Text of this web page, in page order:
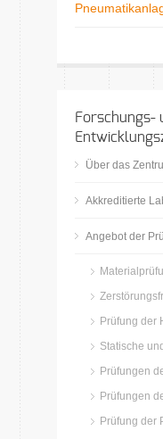
Forschungs-
Über das
Akkreditierte
Angebot der
Prüfung der
Statische
Prüfungen
Prüfungen
Prüfung der